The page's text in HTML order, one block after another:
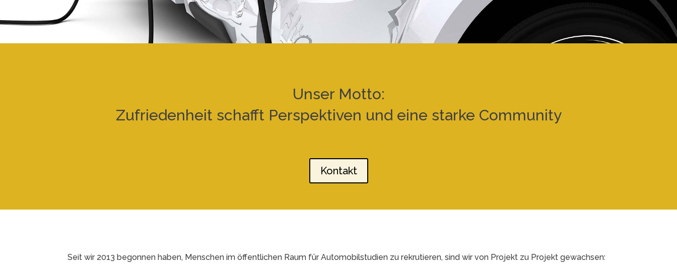
Unser Motto:
Zufriedenheit schafft Perspektiven und eine starke Community
Kontakt
Seit wir 2013 begonnen haben, Menschen im öffentlichen Raum für Automobilstudien zu rekrutieren, sind wir von Projekt zu Projekt gewachsen: